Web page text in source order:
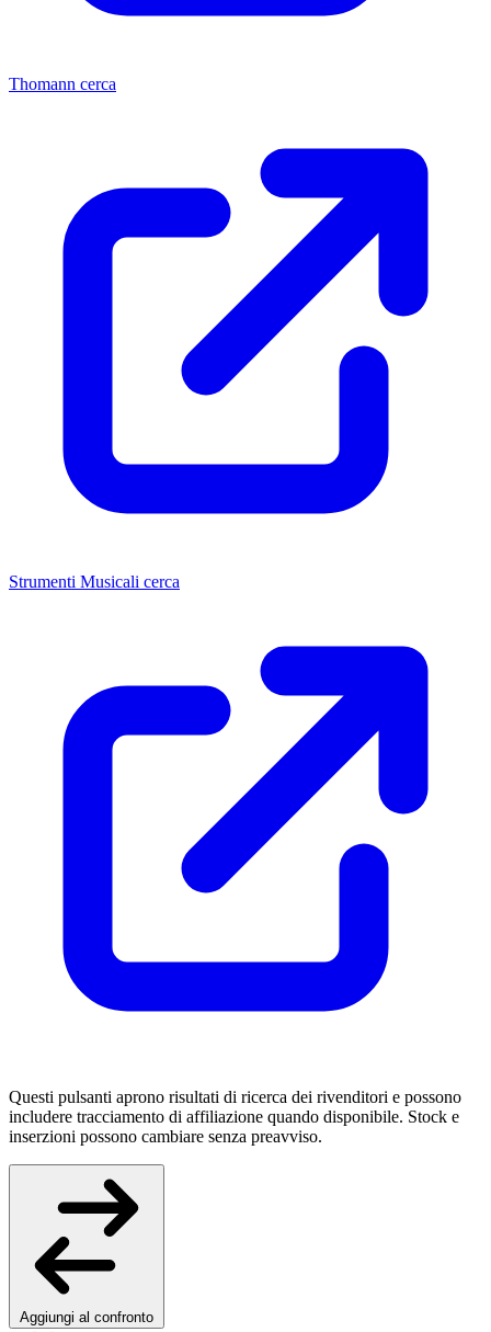
Thomann cerca
Strumenti Musicali cerca
Questi pulsanti aprono risultati di ricerca dei rivenditori e possono
includere tracciamento di affiliazione quando disponibile. Stock e
inserzioni possono cambiare senza preavviso.
Aggiungi al confronto